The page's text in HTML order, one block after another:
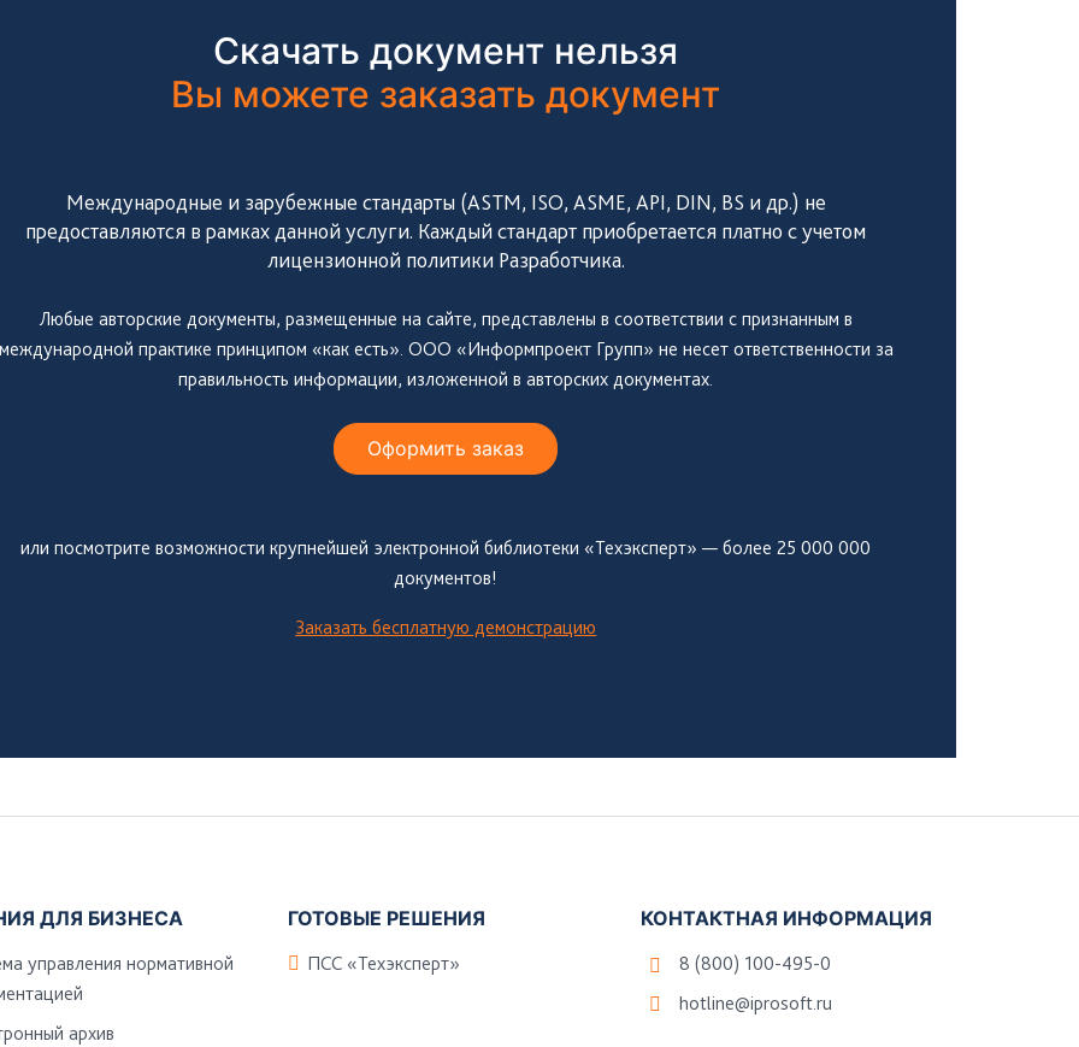
Скачать документ нельзя
Вы можете заказать документ
Международные и зарубежные стандарты (ASTM, ISO, ASME, API, DIN, BS и др.) не
предоставляются в рамках данной услуги. Каждый стандарт приобретается платно с учетом
лицензионной политики Разработчика.
Любые авторские документы, размещенные на сайте, представлены в соответствии с признанным в
международной практике принципом «как есть». ООО «Информпроект Групп» не несет ответственности за
правильность информации, изложенной в авторских документах.
Оформить заказ
или посмотрите возможности крупнейшей электронной библиотеки «Техэксперт» — более 25 000 000
документов!
Заказать бесплатную демонстрацию
ДЛЯ БИЗНЕСА
управления нормативной
архив
ГОТОВЫЕ РЕШЕНИЯ
ПСС «Техэксперт»
КОНТАКТНАЯ ИНФОРМАЦИЯ
8 (800) 100-495-0
hotline@iprosoft.ru